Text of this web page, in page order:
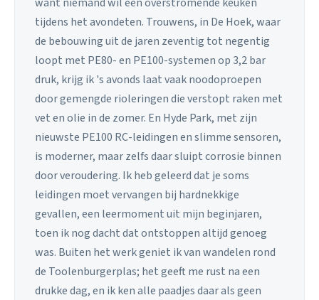
tijdens het avondeten. Trouwens, in De Hoek, waar
de bebouwing uit de jaren zeventig tot negentig
loopt met PE80- en PE100-systemen op 3,2 bar
druk, krijg ik 's avonds laat vaak noodoproepen
door gemengde rioleringen die verstopt raken met
vet en olie in de zomer. En Hyde Park, met zijn
nieuwste PE100 RC-leidingen en slimme sensoren,
is moderner, maar zelfs daar sluipt corrosie binnen
door veroudering. Ik heb geleerd dat je soms
leidingen moet vervangen bij hardnekkige
gevallen, een leermoment uit mijn beginjaren,
toen ik nog dacht dat ontstoppen altijd genoeg
was. Buiten het werk geniet ik van wandelen rond
de Toolenburgerplas; het geeft me rust na een
drukke dag, en ik ken alle paadjes daar als geen